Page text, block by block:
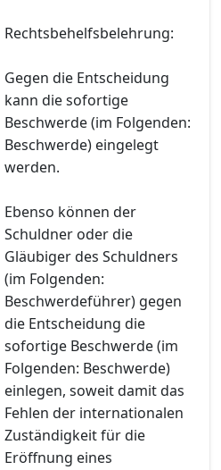
Rechtsbehelfsbelehrung:
Gegen die Entscheidung
kann die sofortige
Beschwerde (im Folgenden:
Beschwerde) eingelegt
werden.
Ebenso können der
Schuldner oder die
Gläubiger des Schuldners
(im Folgenden:
Beschwerdeführer) gegen
die Entscheidung die
sofortige Beschwerde (im
Folgenden: Beschwerde)
einlegen, soweit damit das
Fehlen der internationalen
Zuständigkeit für die
Eröffnung eines